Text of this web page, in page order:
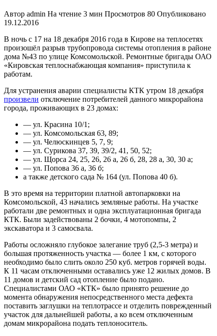
Автор admin На чтение 3 мин Просмотров 80 Опубликовано
19.12.2016
В ночь с 17 на 18 декабря 2016 года в Кирове на теплосетях
произошёл разрыв трубопровода системы отопления в районе
дома №43 по улице Комсомольской. Ремонтные бригады ОАО
«Кировская теплоснабжающая компания» приступила к
работам.
Для устранения аварии специалисты КТК утром 18 декабря
произвели отключение потребителей данного микрорайона
города, проживающих в 23 домах:
— ул. Красина 10/1;
— ул. Комсомольская 63, 89;
— ул. Челюскинцев 5, 7, 9;
— ул. Сурикова 37, 39, 39/2, 41, 50, 52;
— ул. Щорса 24, 25, 26, 26 а, 26 б, 28, 28 а, 30, 30 а;
— ул. Попова 36 а, 36 б;
а также детского сада № 164 (ул. Попова 40 б).
В это время на территории платной автопарковки на
Комсомольской, 43 начались земляные работы. На участке
работали две ремонтных и одна эксплуатационная бригада
КТК. Были задействованы 2 бочки, 4 мотопомпы, 2
экскаватора и 3 самосвала.
Работы осложняло глубокое залегание труб (2,5-3 метра) и
большая протяженность участка — более 1 км, с которого
необходимо было слить около 250 куб. метров горячей воды.
К 11 часам отключенными оставались уже 12 жилых домов. В
11 домов и детский сад отопление было подано.
Специалистами ОАО «КТК» было принято решение до
момента обнаружения непосредственного места дефекта
поставить заглушки на теплотрассе и отделить поврежденный
участок для дальнейшей работы, а ко всем отключенным
домам микрорайона подать теплоноситель.